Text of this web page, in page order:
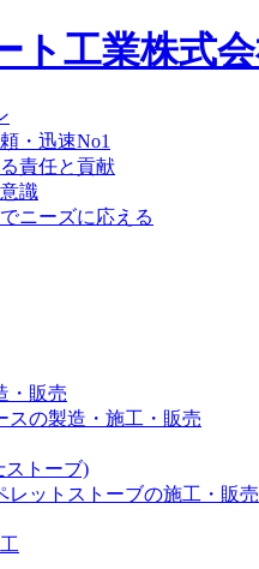
・迅速No1
責任と貢献
識
ニーズに応える
・販売
スの製造・施工・販売
ストーブ)
レットストーブの施工・販売